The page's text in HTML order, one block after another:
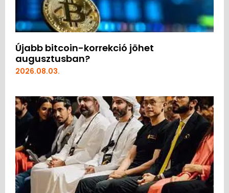
Újabb bitcoin-korrekció jöhet
augusztusban?
2026.08.03.